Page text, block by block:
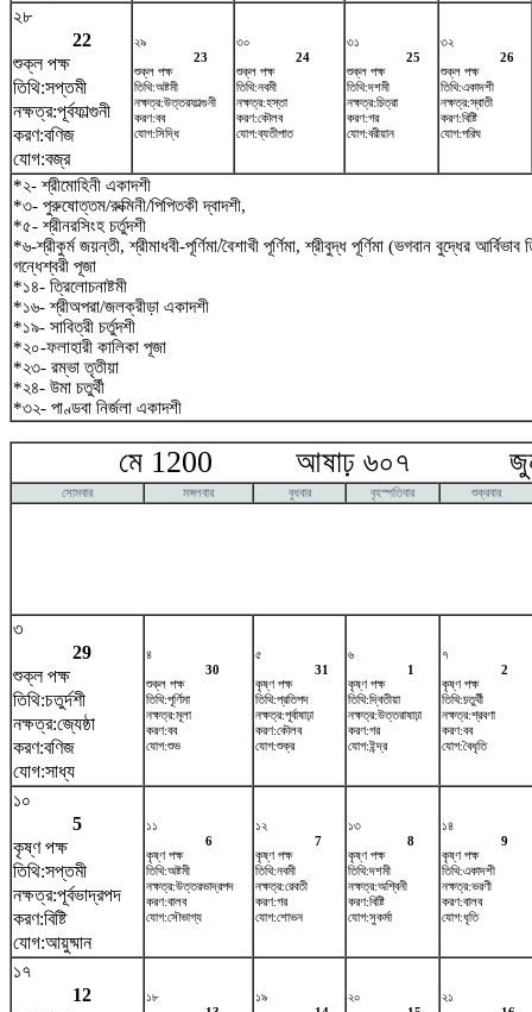
২৮
22
শুক্ল পক্ষ
তিথি:সপ্তমী
নক্ষত্র:পূর্বফাল্গুনী
করণ:বণিজ
যোগ:বজ্র
২৯
23
শুক্ল পক্ষ
তিথি:অষ্টমী
নক্ষত্র:উত্তরফাল্গুনী
করণ:বব
যোগ:সিদ্ধি
৩০
24
শুক্ল পক্ষ
তিথি:নবমী
নক্ষত্র:হস্তা
করণ:কৌলব
যোগ:ব্যতীপাত
৩১
25
শুক্ল পক্ষ
তিথি:দশমী
নক্ষত্র:চিত্রা
করণ:গর
যোগ:বরীয়ান
৩২
26
শুক্ল পক্ষ
তিথি:একাদশী
নক্ষত্র:স্বাতী
করণ:বিষ্টি
যোগ:পরিঘ
*২- শ্রীমোহিনী একাদশী
*৩- পুরুষোত্তম/রুক্মিনী/পিপিতকী দ্বাদশী,
*৫- শ্রীনরসিংহ চর্তুদশী
*৬-শ্রীকুর্ম জয়ন্তী, শ্রীমাধবী-পূর্ণিমা/বৈশাখী পূর্ণিমা, শ্রীবুদ্ধ পূর্ণিমা (ভগবান বুদ্ধের
গন্ধেশ্বরী পূজা
*১৪- ত্রিলোচনাষ্টমী
*১৬- শ্রীঅপরা/জলক্রীড়া একাদশী
*১৯- সাবিত্রী চর্তুদশী
*২০-ফলাহারী কালিকা পূজা
*২৩- রম্ভা তৃতীয়া
*২৪- উমা চতুর্থী
*৩২- পাণ্ডবা নির্জলা একাদশী
মে 1200 আষাঢ় ৬০৭ জুন
সোমবার মঙ্গলবার বুধবার বৃহস্পতিবার শুক্রবার
৩
29
শুক্ল পক্ষ
তিথি:চতুর্দশী
নক্ষত্র:জ্যেষ্ঠা
করণ:বণিজ
যোগ:সাধ্য
৪
30
শুক্ল পক্ষ
তিথি:পূর্ণিমা
নক্ষত্র:মূলা
করণ:বব
যোগ:শুভ
৫
31
কৃষ্ণ পক্ষ
তিথি:প্রতিপদ
নক্ষত্র:পূর্বাষাঢ়া
করণ:কৌলব
যোগ:শুক্র
৬
1
কৃষ্ণ পক্ষ
তিথি:দ্বিতীয়া
নক্ষত্র:উত্তরাষাঢ়া
করণ:গর
যোগ:ইন্দ্র
৭
2
কৃষ্ণ পক্ষ
তিথি:চতুর্থী
নক্ষত্র:শ্রবণা
করণ:বব
যোগ:বৈধৃতি
১০
5
কৃষ্ণ পক্ষ
তিথি:সপ্তমী
নক্ষত্র:পূর্বভাদ্রপদ
করণ:বিষ্টি
যোগ:আয়ুষ্মান
১১
6
কৃষ্ণ পক্ষ
তিথি:অষ্টমী
নক্ষত্র:উত্তরভাদ্রপদ
করণ:বালব
যোগ:সৌভাগ্য
১২
7
কৃষ্ণ পক্ষ
তিথি:নবমী
নক্ষত্র:রেবতী
করণ:গর
যোগ:শোভন
১৩
8
কৃষ্ণ পক্ষ
তিথি:দশমী
নক্ষত্র:অশ্বিনী
করণ:বিষ্টি
যোগ:সুকর্মা
১৪
9
কৃষ্ণ পক্ষ
তিথি:একাদশী
নক্ষত্র:ভরণী
করণ:বালব
যোগ:ধৃতি
১৭
12
১৮
১৯
২০
২১